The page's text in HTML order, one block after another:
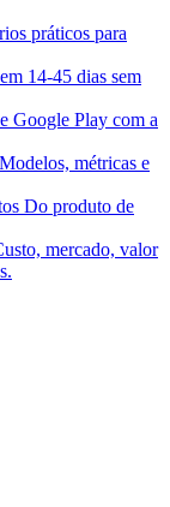
práticos para
14-45 dias sem
Google Play com a
Modelos, métricas e
Do produto de
mercado, valor